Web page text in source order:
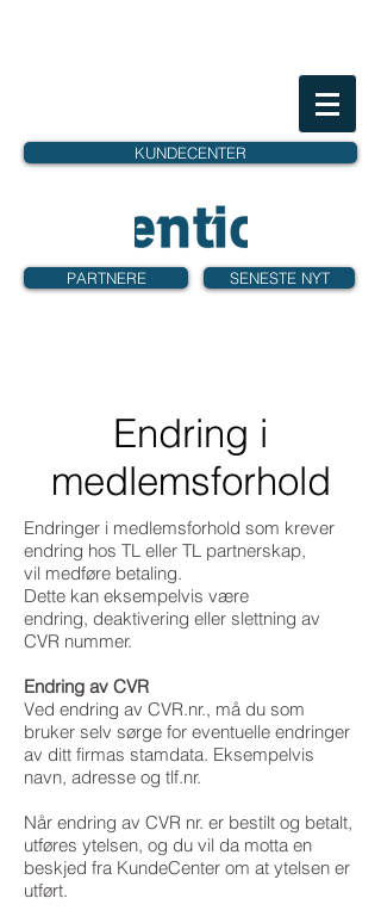
KUNDECENTER
PARTNERE SENESTE NYT
Endring i
medlemsforhold
Endringer i medlemsforhold som krever
endring hos TL eller TL partnerskap,
vil medføre betaling.
Dette kan eksempelvis være
endring, deaktivering eller slettning av
CVR nummer.
Endring av CVR
Ved endring av CVR.nr., må du som
bruker selv sørge for eventuelle endringer
av ditt firmas stamdata. Eksempelvis
navn, adresse og tlf.nr.
Når endring av CVR nr. er bestilt og betalt,
utføres ytelsen, og du vil da motta en
beskjed fra KundeCenter om at ytelsen er
utført.